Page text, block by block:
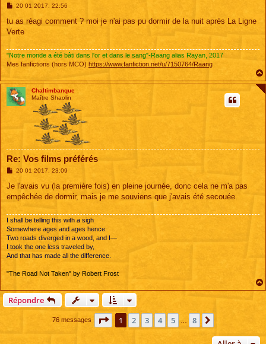
M
s
a
20 01 2017, 22:56
tu as réagi comment ? moi je n'ai pas pu dormir de la nuit après La Ligne
Verte
"Notre monde a été bâti dans l'or et dans le sang"-Raang alias Rayan, 2017
Mes fanfictions (hors MCO) https://www.fanfiction.net/u/7150764/Raang
Chaltimbanque
Maître Shaolin
Re: Vos films préférés
M
s
a
20 01 2017, 23:09
Je l'avais vu (la première fois) en pleine journée, donc cela ne m'a pas
empêchée de dormir, mais je me souviens que j'avais été secouée.
I shall be telling this with a sigh
Somewhere ages and ages hence:
Two roads diverged in a wood, and I—
I took the one less traveled by,
And that has made all the difference.
"The Road Not Taken" by Robert Frost
Répondre
76 messages Page 1sur8
1 2 3 4 5 … 8